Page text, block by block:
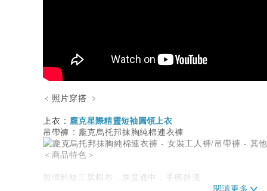
﹤照片穿搭 ﹥
上衣 : 龐克星際精靈短袖圓領上衣
吊帶褲 : 龐克烏托邦抹胸純棉連衣褲
＜商品特色＞
無彈斜紋工裝棉布，厚度適中，手感舒適